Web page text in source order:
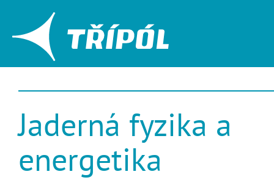
Jaderná fyzika a
energetika